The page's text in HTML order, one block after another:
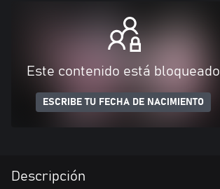
Este contenido está bloqueado
ESCRIBE TU FECHA DE NACIMIENTO
Descripción